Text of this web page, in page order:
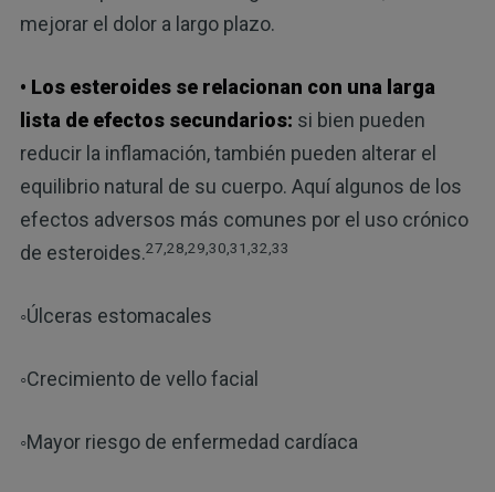
mejorar el dolor a largo plazo.
• Los esteroides se relacionan con una larga
lista de efectos secundarios: si bien pueden
reducir la inflamación, también pueden alterar el
equilibrio natural de su cuerpo. Aquí algunos de los
efectos adversos más comunes por el uso crónico
de esteroides.27,28,29,30,31,32,33
◦Úlceras estomacales
◦Crecimiento de vello facial
◦Mayor riesgo de enfermedad cardíaca